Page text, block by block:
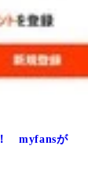
myfansが